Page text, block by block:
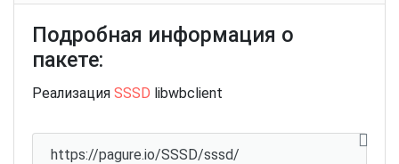
Подробная информация о
пакете:
Реализация SSSD libwbclient
https://pagure.io/SSSD/sssd/